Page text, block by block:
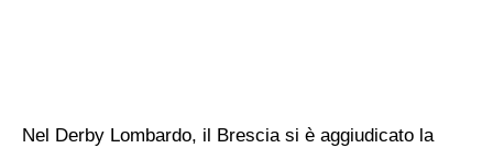
Nel Derby Lombardo, il Brescia si è aggiudicato la